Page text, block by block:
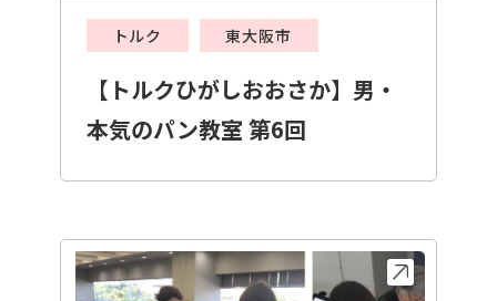
トルク 東大阪市
【トルクひがしおおさか】男・
本気のパン教室 第6回